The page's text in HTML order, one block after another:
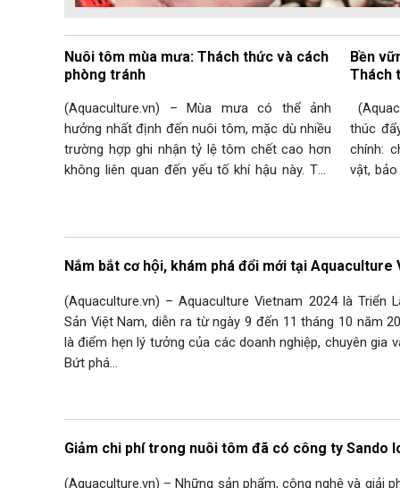
Nuôi tôm mùa mưa: Thách thức và cách
phòng tránh
(Aquaculture.vn) – Mùa mưa có thể ảnh
hưởng nhất định đến nuôi tôm, mặc dù nhiều
trường hợp ghi nhận tỷ lệ tôm chết cao hơn
không liên quan đến yếu tố khí hậu này. Tác
Bền
Thách
thúc
chính:
vật,
Nắm bắt cơ hội, khám phá đổi mới tại Aquaculture
(Aquaculture.vn) – Aquaculture Vietnam 2024 là Triển
Sản Việt Nam, diễn ra từ ngày 9 đến 11 tháng 10 năm
là điểm hẹn lý tưởng của các doanh nghiệp, chuyên gia
Bứt phá…
Giảm chi phí trong nuôi tôm đã có công ty Sando
(Aquaculture.vn) – Những sản phẩm, công nghệ và giải